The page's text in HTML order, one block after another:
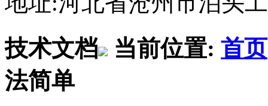
技术文档
当前位置: 首页
法简单